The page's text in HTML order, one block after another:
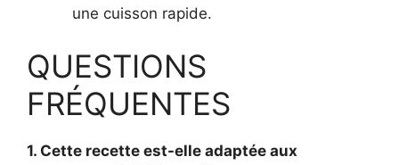
une cuisson rapide.
QUESTIONS
FRÉQUENTES
1. Cette recette est-elle adaptée aux